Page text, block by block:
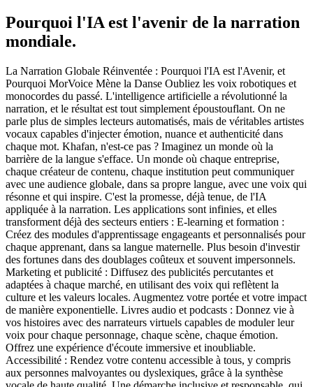
Pourquoi l'IA est l'avenir de la narration
mondiale.
La Narration Globale Réinventée : Pourquoi l'IA est l'Avenir, et
Pourquoi MorVoice Mène la Danse Oubliez les voix robotiques et
monocordes du passé. L'intelligence artificielle a révolutionné la
narration, et le résultat est tout simplement époustouflant. On ne
parle plus de simples lecteurs automatisés, mais de véritables artistes
vocaux capables d'injecter émotion, nuance et authenticité dans
chaque mot. Khafan, n'est-ce pas ? Imaginez un monde où la
barrière de la langue s'efface. Un monde où chaque entreprise,
chaque créateur de contenu, chaque institution peut communiquer
avec une audience globale, dans sa propre langue, avec une voix qui
résonne et qui inspire. C'est la promesse, déjà tenue, de l'IA
appliquée à la narration. Les applications sont infinies, et elles
transforment déjà des secteurs entiers : E-learning et formation :
Créez des modules d'apprentissage engageants et personnalisés pour
chaque apprenant, dans sa langue maternelle. Plus besoin d'investir
des fortunes dans des doublages coûteux et souvent impersonnels.
Marketing et publicité : Diffusez des publicités percutantes et
adaptées à chaque marché, en utilisant des voix qui reflètent la
culture et les valeurs locales. Augmentez votre portée et votre impact
de manière exponentielle. Livres audio et podcasts : Donnez vie à
vos histoires avec des narrateurs virtuels capables de moduler leur
voix pour chaque personnage, chaque scène, chaque émotion.
Offrez une expérience d'écoute immersive et inoubliable.
Accessibilité : Rendez votre contenu accessible à tous, y compris
aux personnes malvoyantes ou dyslexiques, grâce à la synthèse